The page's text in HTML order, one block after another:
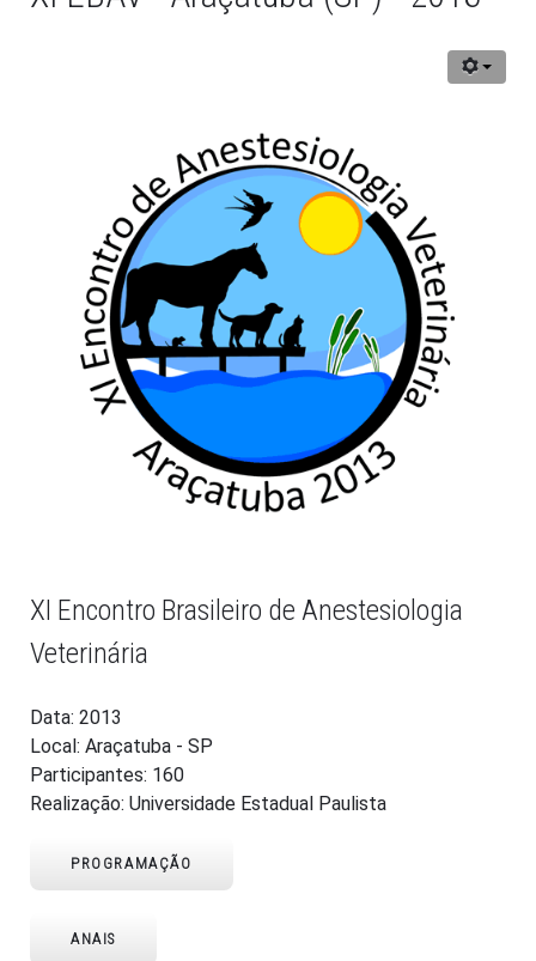
XI Encontro Brasileiro de Anestesiologia
Veterinária
Data: 2013
Local: Araçatuba - SP
Participantes: 160
Realização: Universidade Estadual Paulista
PROGRAMAÇÃO
ANAIS